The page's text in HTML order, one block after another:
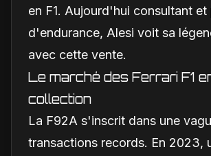
en F1. Aujourd'hui consultant et
d'endurance, Alesi voit sa
avec cette vente.
Le marché des Ferrari F1
collection
La F92A s'inscrit dans une
transactions records. En 2023,